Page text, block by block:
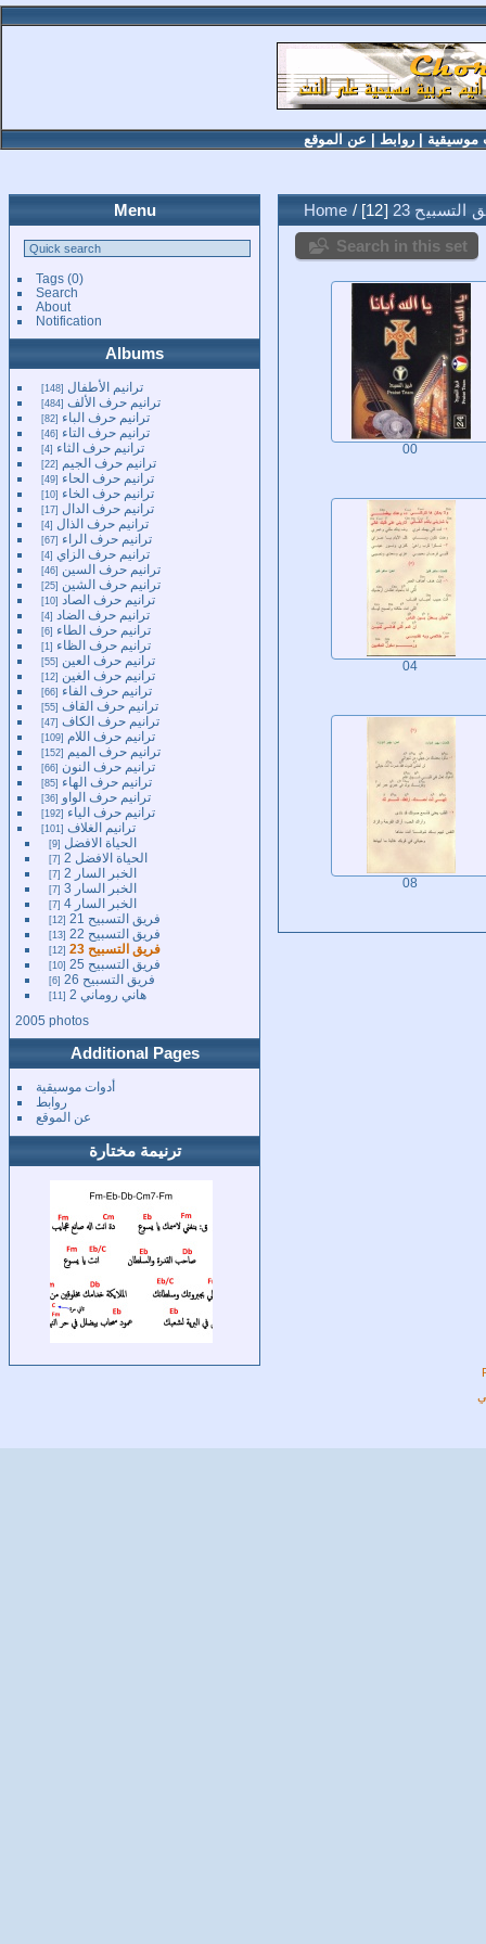
موسيقية |روابط عن الموقع
Menu
Tags(0)
Search
About
Notification
Albums
ترانيم الأطفال 148
ترانيم حرف الألف 484
ترانيم حرف الباء 82
ترانيم حرف التاء 46
ترانيم حرف الثاء 4
ترانيم حرف الجيم 22
ترانيم حرف الحاء 49
ترانيم حرف الخاء 10
ترانيم حرف الدال 17
ترانيم حرف الذال 4
ترانيم حرف الراء 67
ترانيم حرف الزاي 4
ترانيم حرف السين 46
ترانيم حرف الشين 25
ترانيم حرف الصاد 10
ترانيم حرف الضاد 4
ترانيم حرف الطاء 6
ترانيم حرف الظاء 1
ترانيم حرف العين 55
ترانيم حرف الغين 12
ترانيم حرف الفاء 66
ترانيم حرف القاف 55
ترانيم حرف الكاف 47
ترانيم حرف اللام 109
ترانيم حرف الميم 152
ترانيم حرف النون 66
ترانيم حرف الهاء 85
ترانيم حرف الواو 36
ترانيم حرف الياء 192
ترانيم الغلاف 101
الحياة الافضل 9
الحياة الافضل 2 7
الخبر السار 2 7
الخبر السار 3 7
الخبر السار 4 7
فريق التسبيح 21 12
فريق التسبيح 22 13
فريق التسبيح 23 12
فريق التسبيح 25 10
فريق التسبيح 26 6
هاني روماني 2 11
2005 photos
Additional Pages
أدوات موسيقية
روابط
عن الموقع
ترنيمة مختارة
Home / التسبيح 23
12
Search in this set
00
04
08